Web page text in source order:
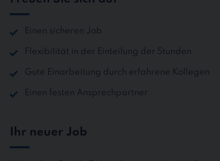
Einen sicheren Job
Flexibilität in der Einteilung der Stunden
Gute Einarbeitung durch erfahrene Kollegen
Einen festen Ansprechpartner
Ihr neuer Job